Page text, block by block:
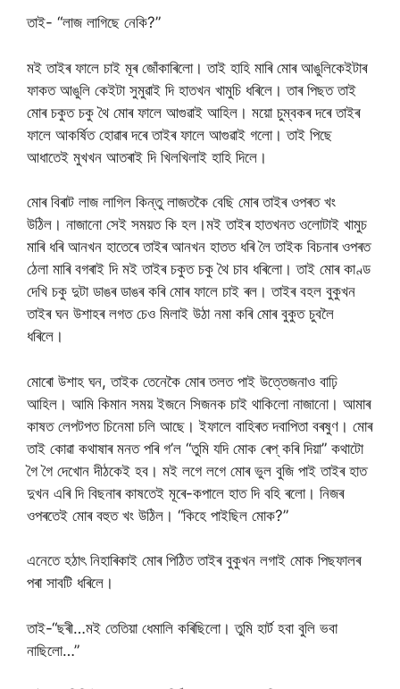
তাই- “লাজ লাগিছে নেকি?”
মই তাইৰ ফালে চাই মূৰ জোঁকাৰিলো। তাই হাহি মাৰি মোৰ আঙুলিকেইটাৰ
ফাকত আঙুলি কেইটা সুমুৱাই দি হাতখন খামুচি ধৰিলে। তাৰ পিছত তাই
মোৰ চকুত চকু থৈ মোৰ ফালে আগুৱাই আহিল। ময়ো চুম্বকৰ দৰে তাইৰ
ফালে আকৰ্ষিত হোৱাৰ দৰে তাইৰ ফালে আগুৱাই গলো। তাই পিছে
আধাতেই মুখখন আতৰাই দি খিলখিলাই হাহি দিলে।
মোৰ বিৰাট লাজ লাগিল কিন্তু লাজতকৈ বেছি মোৰ তাইৰ ওপৰত খং
উঠিল। নাজানো সেই সময়ত কি হল।মই তাইৰ হাতখনত ওলোটাই খামুচ
মাৰি ধৰি আনখন হাতেৰে তাইৰ আনখন হাতত ধৰি লৈ তাইক বিচনাৰ ওপৰত
ঠেলা মাৰি বগৰাই দি মই তাইৰ চকুত চকু থৈ চাব ধৰিলো। তাই মোৰ কাণ্ড
দেখি চকু দুটা ডাঙৰ ডাঙৰ কৰি মোৰ ফালে চাই ৰল। তাইৰ বহল বুকুখন
তাইৰ ঘন উশাহৰ লগত চেও মিলাই উঠা নমা কৰি মোৰ বুকুত চুবলৈ
ধৰিলে।
মোৰো উশাহ ঘন, তাইক তেনেকৈ মোৰ তলত পাই উত্তেজনাও বাঢ়ি
আহিল। আমি কিমান সময় ইজনে সিজনক চাই থাকিলো নাজানো। আমাৰ
কাষত লেপটপত চিনেমা চলি আছে। ইফালে বাহিৰত দবাপিতা বৰষুণ। মোৰ
তাই কোৱা কথাষাৰ মনত পৰি গ’ল “তুমি যদি মোক ৰেপ্‌ কৰি দিয়া” কথাটো
গৈ গৈ দেখোন দীঠকেই হব। মই লগে লগে মোৰ ভুল বুজি পাই তাইৰ হাত
দুখন এৰি দি বিছনাৰ কাষতেই মূৰে-কপালে হাত দি বহি ৰলো। নিজৰ
ওপৰতেই মোৰ বহুত খং উঠিল। “কিহে পাইছিল মোক?”
এনেতে হঠাৎ নিহাৰিকাই মোৰ পিঠিত তাইৰ বুকুখন লগাই মোক পিছফালৰ
পৰা সাবটি ধৰিলে।
তাই-“ছৰী…মই তেতিয়া ধেমালি কৰিছিলো। তুমি হার্ট হবা বুলি ভবা
নাছিলো…”